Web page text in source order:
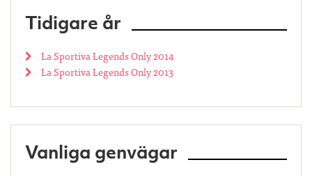
Tidigare år
La Sportiva Legends Only 2014
La Sportiva Legends Only 2013
Vanliga genvägar